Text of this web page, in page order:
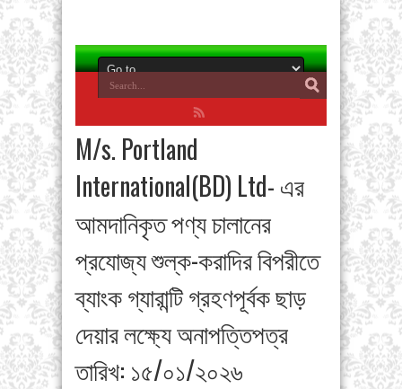
M/s. Portland
International(BD) Ltd- এর
আমদানিকৃত পণ্য চালানের
প্রযোজ্য শুল্ক-করাদির বিপরীতে
ব্যাংক গ্যারান্টি গ্রহণপূর্বক ছাড়
দেয়ার লক্ষ্যে অনাপত্তিপত্র
তারিখ: ১৫/০১/২০২৬